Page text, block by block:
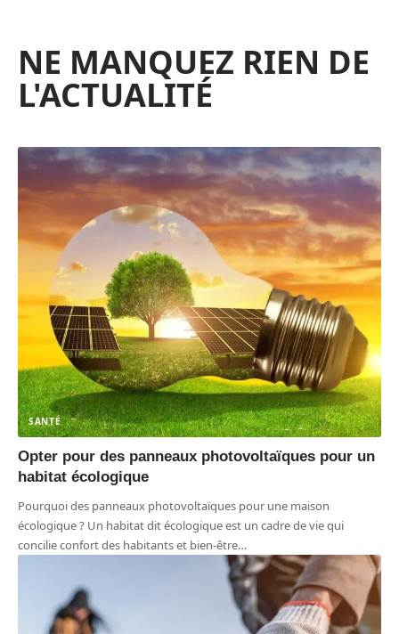
NE MANQUEZ RIEN DE
L'ACTUALITÉ
SANTÉ
Opter pour des panneaux photovoltaïques pour un
habitat écologique
Pourquoi des panneaux photovoltaïques pour une maison
écologique ? Un habitat dit écologique est un cadre de vie qui
concilie confort des habitants et bien-être…